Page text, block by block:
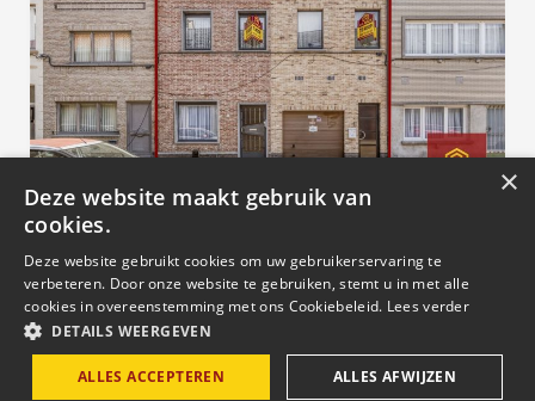
Centraal gelegen woning en
duplex-appartement !
280.000
AALST
×
Deze website maakt gebruik van
cookies.
Deze website gebruikt cookies om uw gebruikerservaring te
verbeteren. Door onze website te gebruiken, stemt u in met alle
cookies in overeenstemming met ons Cookiebeleid. Lees verder
DETAILS WEERGEVEN
ALLES ACCEPTEREN ALLES AFWIJZEN